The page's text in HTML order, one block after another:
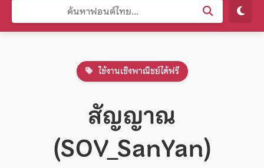
ใช้งานเชิงพาณิชย์ได้ฟรี
สัญญาณ
(SOV_SanYan)